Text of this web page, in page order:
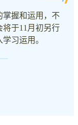
掌握和运用，不
将于11月初另行
习运用。